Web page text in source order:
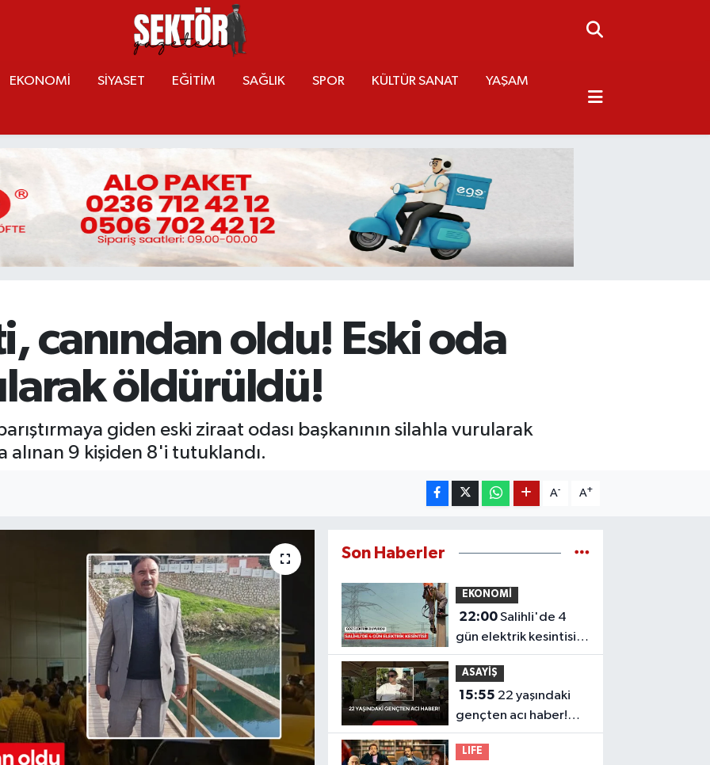
EKONOMİ SİYASET EĞİTİM SAĞLIK SPOR KÜLTÜR SANAT YAŞAM
canından oldu! Eski oda
öldürüldü!
giden eski ziraat odası başkanının silahla vurularak
alınan 9 kişiden 8'i tutuklandı.
A- A+
Son Haberler
EKONOMİ
22:00Salihli'de 4
gün elektrik kesintisi!
Mahalleniz listede mi?
ASAYİŞ
15:55
gençten acı haber!
Yeni aldığı motosiklet
sonu oldu
LIFE